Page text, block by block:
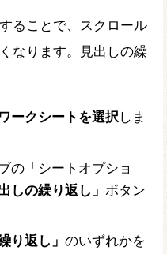
ることで、スクロール
なります。見出しの繰
ークシートを選択しま
の「シートオプショ
しの繰り返し」 ボタン
り返し」 のいずれかを